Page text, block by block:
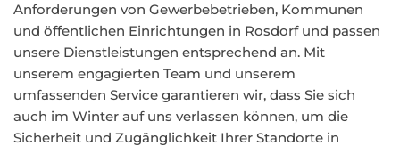
Anforderungen von Gewerbebetrieben, Kommunen
und öffentlichen Einrichtungen in Rosdorf und passen
unsere Dienstleistungen entsprechend an. Mit
unserem engagierten Team und unserem
umfassenden Service garantieren wir, dass Sie sich
auch im Winter auf uns verlassen können, um die
Sicherheit und Zugänglichkeit Ihrer Standorte in